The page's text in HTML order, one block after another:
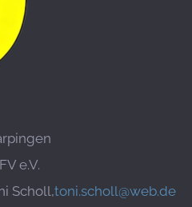
e.V.
Scholl,toni.scholl@web.de